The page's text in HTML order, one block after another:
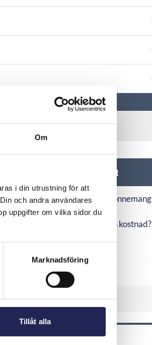
Om
i din utrustning för att
och andra användares
uppgifter om vilka sidor du
Marknadsföring
Tillåt alla
Betalning av en fast tjänst
Olika sätt att betala för ett abonnemang
Betalsamtal eller nummer utan kostnad?
Visa fler